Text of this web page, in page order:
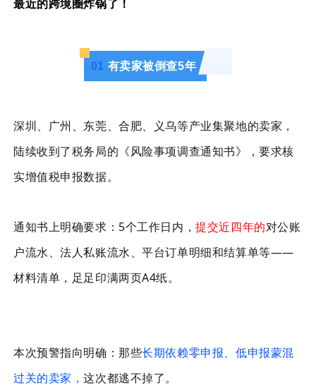
最近的跨境圈炸锅了！
01 有卖家被倒查5年
深圳、广州、东莞、合肥、义乌等产业集聚地的卖家，
陆续收到了税务局的《风险事项调查通知书》，要求核
实增值税申报数据。
通知书上明确要求：5个工作日内，提交近四年的对公账
户流水、法人私账流水、平台订单明细和结算单等——
材料清单，足足印满两页A4纸。
本次预警指向明确：那些长期依赖零申报、低申报蒙混
过关的卖家，这次都逃不掉了。